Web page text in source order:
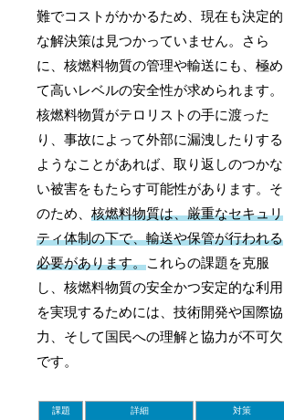
難でコストがかかるため、現在も決定的
な解決策は見つかっていません。さら
に、核燃料物質の管理や輸送にも、極め
て高いレベルの安全性が求められます。
核燃料物質がテロリストの手に渡った
り、事故によって外部に漏洩したりする
ようなことがあれば、取り返しのつかな
い被害をもたらす可能性があります。そ
のため、核燃料物質は、厳重なセキュリ
ティ体制の下で、輸送や保管が行われる
必要があります。これらの課題を克服
し、核燃料物質の安全かつ安定的な利用
を実現するためには、技術開発や国際協
力、そして国民への理解と協力が不可欠
です。
課題 詳細 対策